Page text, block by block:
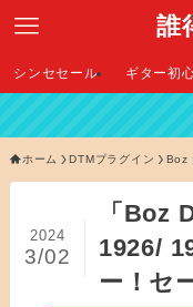
誰
シンセセール ギター初
ホーム DTMプラグイン Boz
「Boz
1926/
ー！セ
2024
3/02